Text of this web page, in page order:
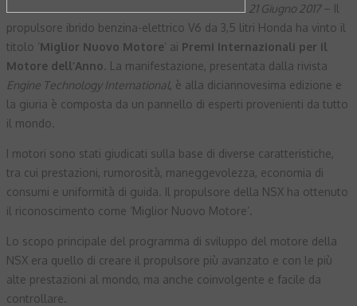
21 Giugno 2017– Il
propulsore ibrido benzina-elettrico V6 da 3,5 litri Honda ha vinto il
titolo ‘Miglior Nuovo Motore’ ai Premi Internazionali per il
Motore dell’Anno . La manifestazione, presentata dalla rivista
Engine Technology International, è alla diciannovesima edizione e
la giuria è composta da un pannello di esperti provenienti da tutto
il mondo.
I motori sono stati giudicati sulla base di diverse caratteristiche,
tra cui prestazioni, rumorosità, maneggevolezza, economia di
consumi e uniformità di guida. Il propulsore della NSX ha ottenuto
il riconoscimento come ‘Miglior Nuovo Motore’.
Lo scopo principale del programma di sviluppo del motore della
NSX era quello di creare il propulsore più avanzato e con le più
alte prestazioni al mondo, ma anche coinvolgente e facile da
controllare.